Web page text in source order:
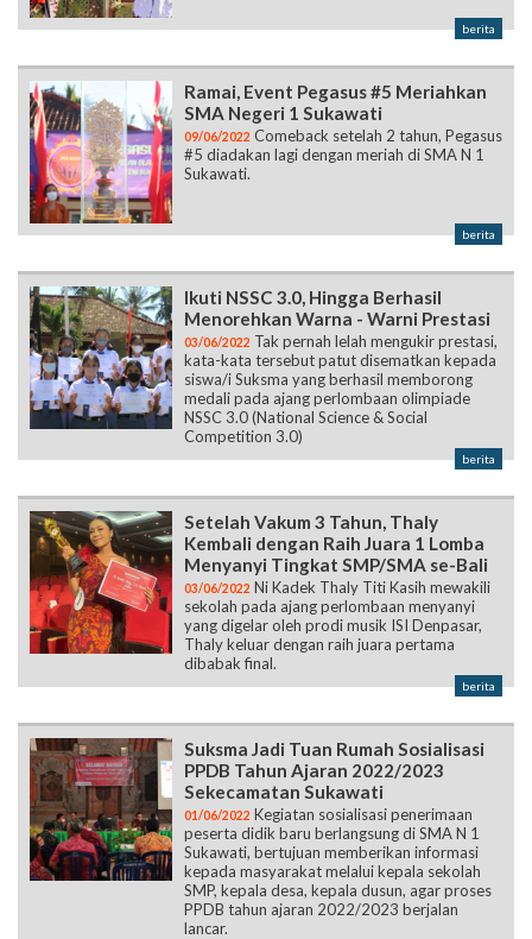
berita
Ramai, Event Pegasus #5 Meriahkan
SMA Negeri 1 Sukawati
09/06/2022 Comeback setelah 2 tahun, Pegasus
#5 diadakan lagi dengan meriah di SMA N 1
Sukawati.
berita
Ikuti NSSC 3.0, Hingga Berhasil
Menorehkan Warna - Warni Prestasi
03/06/2022 Tak pernah lelah mengukir prestasi,
kata-kata tersebut patut disematkan kepada
siswa/i Suksma yang berhasil memborong
medali pada ajang perlombaan olimpiade
NSSC 3.0 (National Science & Social
Competition 3.0)
berita
Setelah Vakum 3 Tahun, Thaly
Kembali dengan Raih Juara 1 Lomba
Menyanyi Tingkat SMP/SMA se-Bali
03/06/2022 Ni Kadek Thaly Titi Kasih mewakili
sekolah pada ajang perlombaan menyanyi
yang digelar oleh prodi musik ISI Denpasar,
Thaly keluar dengan raih juara pertama
dibabak final.
berita
Suksma Jadi Tuan Rumah Sosialisasi
PPDB Tahun Ajaran 2022/2023
Sekecamatan Sukawati
01/06/2022 Kegiatan sosialisasi penerimaan
peserta didik baru berlangsung di SMA N 1
Sukawati, bertujuan memberikan informasi
kepada masyarakat melalui kepala sekolah
SMP, kepala desa, kepala dusun, agar proses
PPDB tahun ajaran 2022/2023 berjalan
lancar.